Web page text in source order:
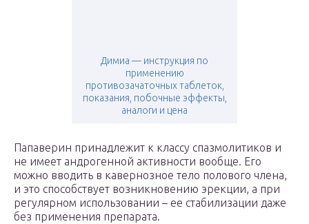
Димиа — инструкция по
применению
противозачаточных таблеток,
показания, побочные эффекты,
аналоги и цена
Папаверин принадлежит к классу спазмолитиков и
не имеет андрогенной активности вообще. Его
можно вводить в кавернозное тело полового члена,
и это способствует возникновению эрекции, а при
регулярном использовании – ее стабилизации даже
без применения препарата.